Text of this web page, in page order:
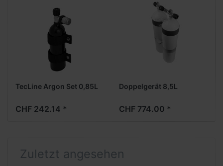
TecLine Argon Set 0,85L
CHF 242.14 *
Doppelgerät 8,5L
CHF 774.00 *
Zuletzt angesehen